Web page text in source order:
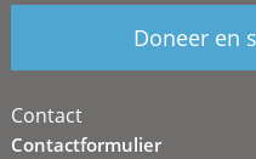
Doneer en
Contact
Contactformulier